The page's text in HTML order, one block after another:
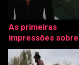
As primeiras
impressões sobre
a terceira
temporada de